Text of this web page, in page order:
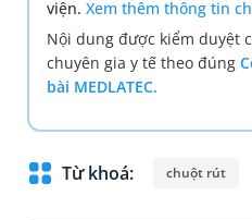
viện. Xem thêm thông tin
Nội dung được kiểm duyệt
chuyên gia y tế theo đúng
bài MEDLATEC.
Từ khoá: chuột rút